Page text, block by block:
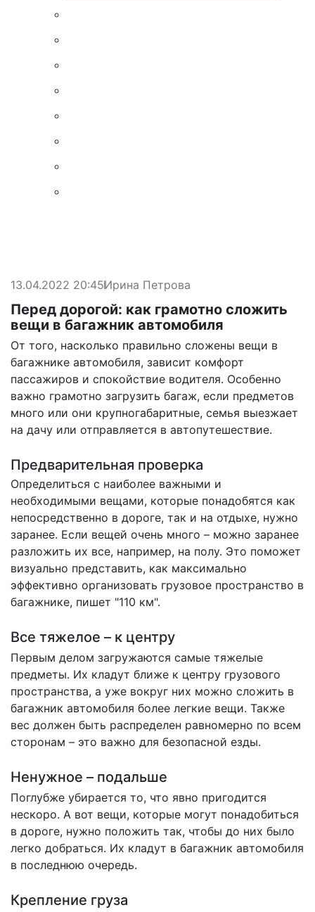
13.04.2022 20:45Ирина Петрова
Перед дорогой: как грамотно сложить
вещи в багажник автомобиля
От того, насколько правильно сложены вещи в
багажнике автомобиля, зависит комфорт
пассажиров и спокойствие водителя. Особенно
важно грамотно загрузить багаж, если предметов
много или они крупногабаритные, семья выезжает
на дачу или отправляется в автопутешествие.
Предварительная проверка
Определиться с наиболее важными и
необходимыми вещами, которые понадобятся как
непосредственно в дороге, так и на отдыхе, нужно
заранее. Если вещей очень много – можно заранее
разложить их все, например, на полу. Это поможет
визуально представить, как максимально
эффективно организовать грузовое пространство в
багажнике, пишет "110 км".
Все тяжелое – к центру
Первым делом загружаются самые тяжелые
предметы. Их кладут ближе к центру грузового
пространства, а уже вокруг них можно сложить в
багажник автомобиля более легкие вещи. Также
вес должен быть распределен равномерно по всем
сторонам – это важно для безопасной езды.
Ненужное – подальше
Поглубже убирается то, что явно пригодится
нескоро. А вот вещи, которые могут понадобиться
в дороге, нужно положить так, чтобы до них было
легко добраться. Их кладут в багажник автомобиля
в последнюю очередь.
Крепление груза